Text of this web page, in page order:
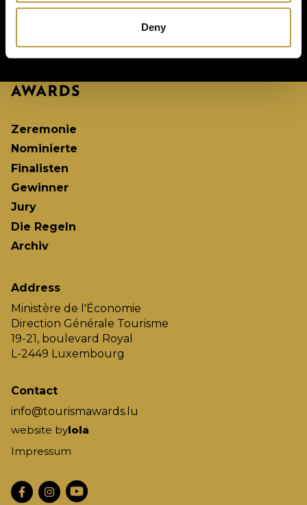
Deny
Zeremonie
Nominierte
Finalisten
Gewinner
Jury
Die Regeln
Archiv
Address
Ministère de l'Économie
Direction Générale Tourisme
19-21, boulevard Royal
L-2449 Luxembourg
Contact
info@tourismawards.lu
website bylola
Impressum